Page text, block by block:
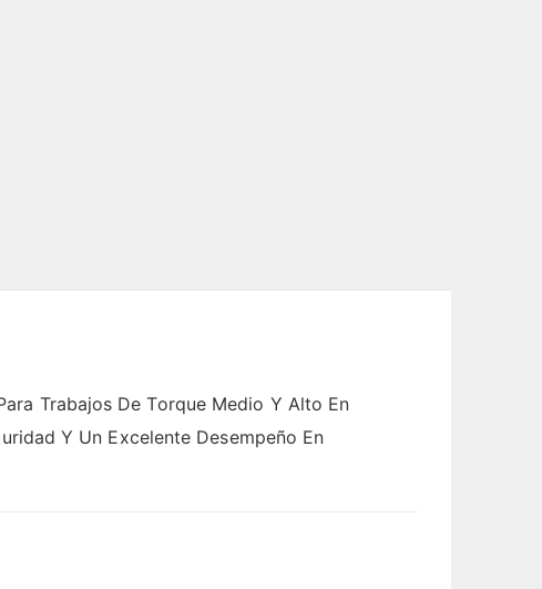
Trabajos De Torque Medio Y Alto En
Y Un Excelente Desempeño En